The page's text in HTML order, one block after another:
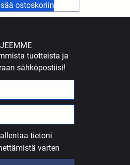
ostoskoriin
tuotteista ja
sähköpostiisi!
tietoni
varten